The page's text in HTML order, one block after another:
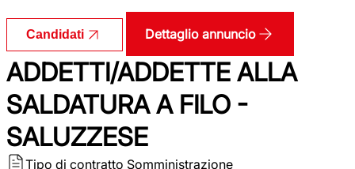
Candidati Dettaglio annuncio
ADDETTI/ADDETTE ALLA
SALDATURA A FILO -
SALUZZESE
Tipo di contratto Somministrazione